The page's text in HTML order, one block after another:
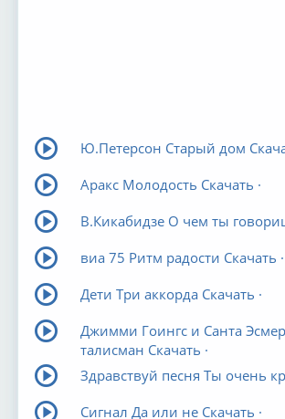
Ю.Петерсон Старый дом
Аракс Молодость Скачать ·
В.Кикабидзе О чем ты
виа 75 Ритм радости Скачать ·
Дети Три аккорда Скачать ·
Джимми Гоингс и Санта
талисман Скачать ·
Здравствуй песня Ты очень
Сигнал Да или не Скачать ·